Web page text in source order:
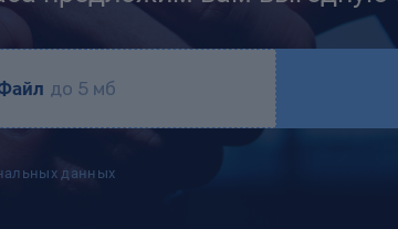
до 5 мб
данных